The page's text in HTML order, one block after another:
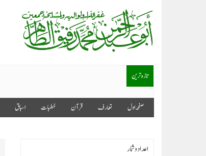
تازہ ترین
صفحہ اول تعارف قرآن خطبات اسباق
اعداد وشمار